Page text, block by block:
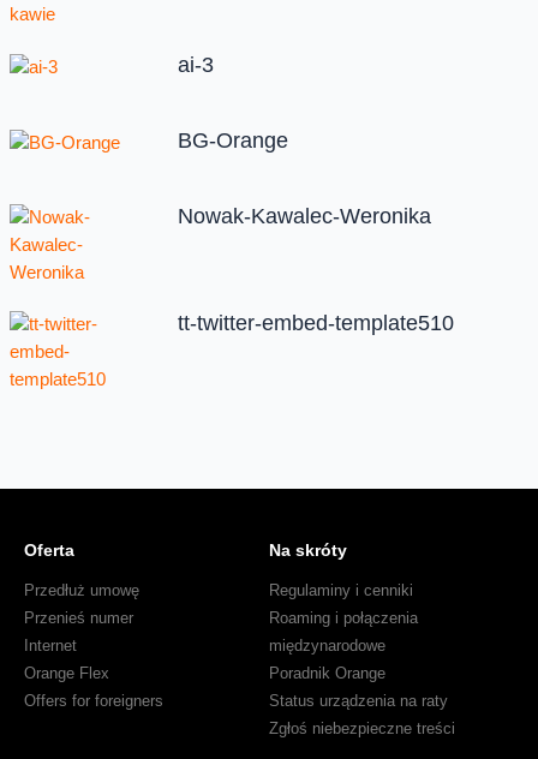
ai-3
BG-Orange
Nowak-Kawalec-Weronika
tt-twitter-embed-template510
Oferta
Przedłuż umowę
Przenieś numer
Internet
Orange Flex
Offers for foreigners
Na skróty
Regulaminy i cenniki
Roaming i połączenia
międzynarodowe
Poradnik Orange
Status urządzenia na raty
Zgłoś niebezpieczne treści